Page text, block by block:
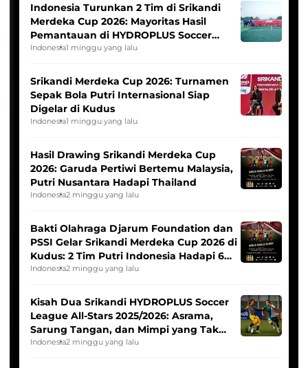
Indonesia Turunkan 2 Tim di Srikandi
Merdeka Cup 2026: Mayoritas Hasil
Pemantauan di HYDROPLUS Soccer
League
Indonesia1 minggu yang lalu
Srikandi Merdeka Cup 2026: Turnamen
Sepak Bola Putri Internasional Siap
Digelar di Kudus
Indonesia1 minggu yang lalu
Hasil Drawing Srikandi Merdeka Cup
2026: Garuda Pertiwi Bertemu Malaysia,
Putri Nusantara Hadapi Thailand
Indonesia2 minggu yang lalu
Bakti Olahraga Djarum Foundation dan
PSSI Gelar Srikandi Merdeka Cup 2026 di
Kudus: 2 Tim Putri Indonesia Hadapi 6
Tim Asia
Indonesia2 minggu yang lalu
Kisah Dua Srikandi HYDROPLUS Soccer
League All-Stars 2025/2026: Asrama,
Sarung Tangan, dan Mimpi yang Tak
Pernah Padam
Indonesia2 minggu yang lalu